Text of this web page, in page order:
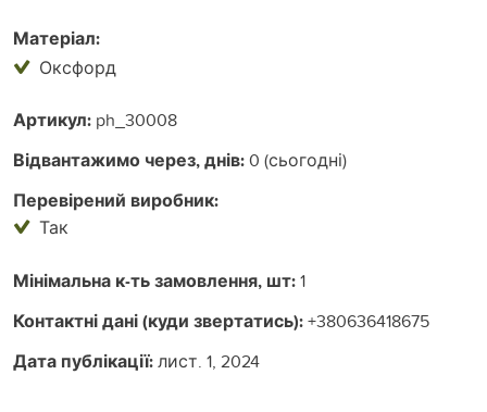
Матеріал:
Оксфорд
Артикул: ph_30008
Відвантажимо через, днів:0 (сьогодні)
Перевірений виробник:
Так
Мінімальна к-ть замовлення, шт:1
Контактні дані (куди звертатись):+380636418675
Дата публікації:лист. 1, 2024